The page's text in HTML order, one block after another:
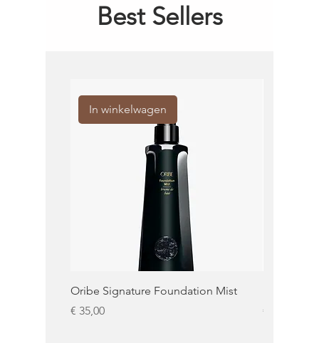
Best Sellers
In winkelwagen
Oribe Signature Foundation Mist
Prijs
€ 35,00
Prijs
€ 32,50